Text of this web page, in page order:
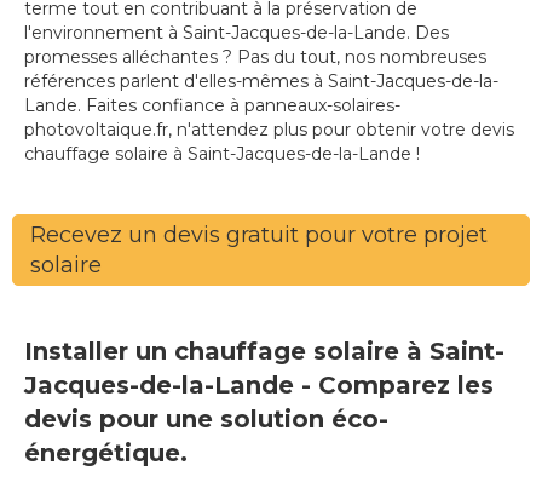
terme tout en contribuant à la préservation de
l'environnement à Saint-Jacques-de-la-Lande. Des
promesses alléchantes ? Pas du tout, nos nombreuses
références parlent d'elles-mêmes à Saint-Jacques-de-la-
Lande. Faites confiance à panneaux-solaires-
photovoltaique.fr, n'attendez plus pour obtenir votre devis
chauffage solaire à Saint-Jacques-de-la-Lande !
Recevez un devis gratuit pour votre projet
solaire
Installer un chauffage solaire à Saint-
Jacques-de-la-Lande - Comparez les
devis pour une solution éco-
énergétique.